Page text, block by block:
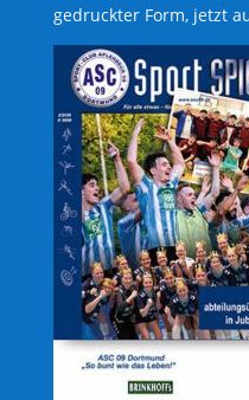
gedruckter Form, jetzt